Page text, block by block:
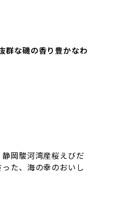
群な磯の香り豊かなわ
岡駿河湾産桜えびだ
た、海の幸のおいし